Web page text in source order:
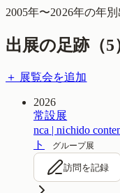
2005年〜2026年の年別
出展の足跡（5
＋ 展覧会を追加
2026
常設展
nca | nichido
ト
グループ展
訪問を記録